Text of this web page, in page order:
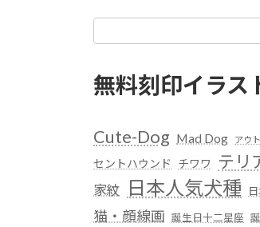
無料刻印イラス
Cute-Dog Mad Dog アウ
セントハウンド チワワ テリ
家紋 日本人気犬種
猫・顔線画 誕生日十二星座